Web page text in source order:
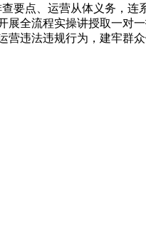
要点、运营从体义务，
全流程实操讲授取一
违法违规行为，建牢群